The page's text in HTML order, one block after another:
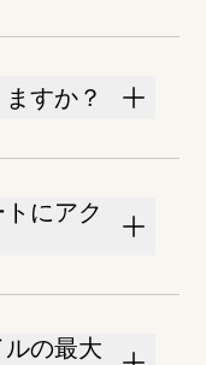
すか？
にアク
の最大